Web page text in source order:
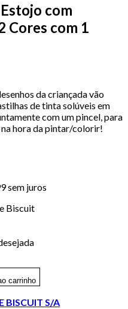
com
Cores com 1
da criançada vão
de tinta solúveis em
com um pincel, para
na hora da pintar/colorir!
sem juros
Biscuit
carrinho
BISCUIT S/A